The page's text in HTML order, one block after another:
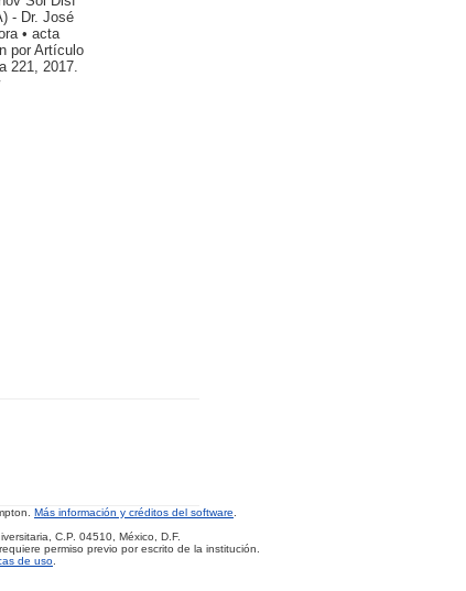
- Dr. José
• acta
por Artículo
221, 2017.
Más información y créditos del software
C.P. 04510, México, D.F.
permiso previo por escrito de la institución.
de uso